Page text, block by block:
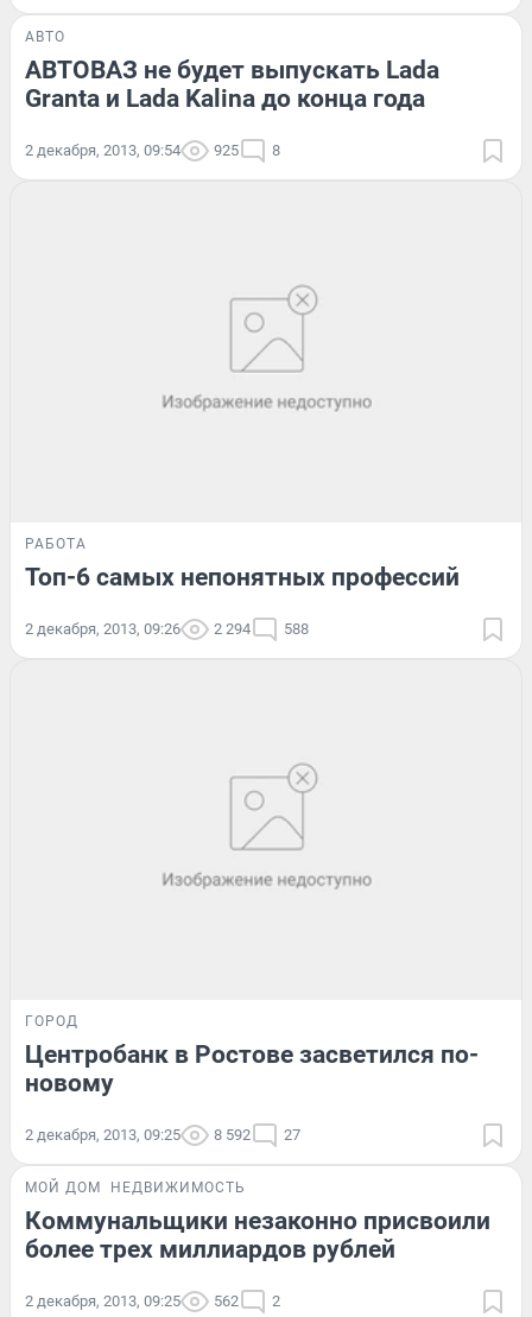
АВТО
АВТОВАЗ не будет выпускать Lada
Granta и Lada Kalina до конца года
2 декабря, 2013, 09:54 925 8
РАБОТА
Топ-6 самых непонятных профессий
2 декабря, 2013, 09:26 2 294 588
ГОРОД
Центробанк в Ростове засветился по-
новому
2 декабря, 2013, 09:25 8 592 27
МОЙ ДОМ НЕДВИЖИМОСТЬ
Коммунальщики незаконно присвоили
более трех миллиардов рублей
2 декабря, 2013, 09:25 562 2